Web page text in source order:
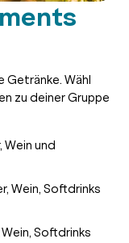
Getränke. Wähl
zu deiner Gruppe
Wein und
Wein, Softdrinks
Wein, Softdrinks